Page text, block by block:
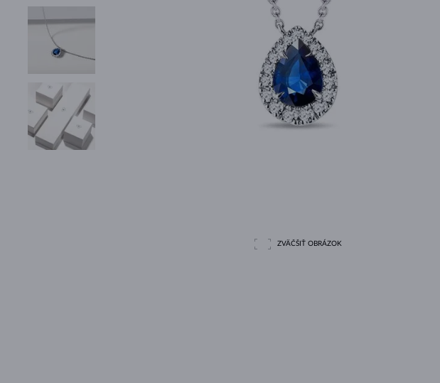
HALO ŠTÝL
ORIGINÁLNE SÚPRAVY
AMETYSTY
SINGLE
ŽLTÉ ZLATO
RUŽOVÉ ZLATO
DRAHOKAMY
MAGNETICKÉ NÁHRDELNÍKY
SLADKOVODNÉ PERLY
BEZEL OSADENIE
RUŽOVÉ ZLATO
GRAVÍROVATEĽNÉ
LETNÍ VRSTVENÍ
PRE MAMIČKU
ZVÄČŠIŤ OBRÁZOK